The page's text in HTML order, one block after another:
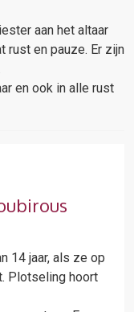
aan het altaar
rust en pauze. Er zijn
en ook in alle rust
14 jaar, als ze op
Plotseling hoort